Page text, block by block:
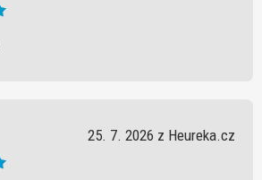
25. 7. 2026 z Heureka.cz